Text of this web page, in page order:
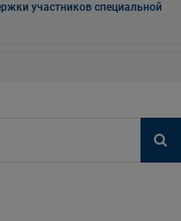
участников специальной